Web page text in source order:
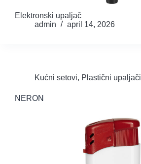
Elektronski upaljač
admin
april 14, 2026
Kućni setovi, Plastični upaljači
NERON